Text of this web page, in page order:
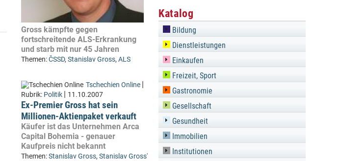
Gross kämpfte gegen
fortschreitende ALS-Erkrankung
und starb mit nur 45 Jahren
Themen:ČSSD, Stanislav Gross, ALS
Tschechien Online |
Rubrik: Politik | 11.10.2007
Ex-Premier Gross hat sein
Millionen-Aktienpaket verkauft
Käufer ist das Unternehmen Arca
Capital Bohemia - genauer
Kaufpreis nicht bekannt
Themen:Stanislav Gross, Stanislav Gross'
Katalog
Bildung
Dienstleistungen
Einkaufen
Freizeit, Sport
Gastronomie
Gesellschaft
Gesundheit
Immobilien
Institutionen